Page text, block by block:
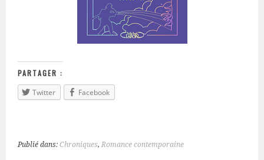
PARTAGER :
Twitter
Facebook
Publié dans:Chroniques,Romance contemporaine